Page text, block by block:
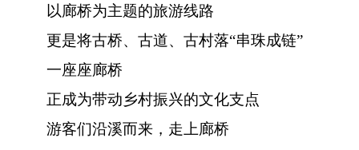
以廊桥为主题的旅游线路
更是将古桥、古道、古村落“串珠成链”
一座座廊桥
正成为带动乡村振兴的文化支点
游客们沿溪而来，走上廊桥